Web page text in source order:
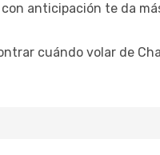
anticipación te da
cuándo volar de